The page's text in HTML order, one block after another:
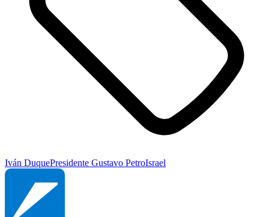
Iván DuquePresidente Gustavo PetroIsrael